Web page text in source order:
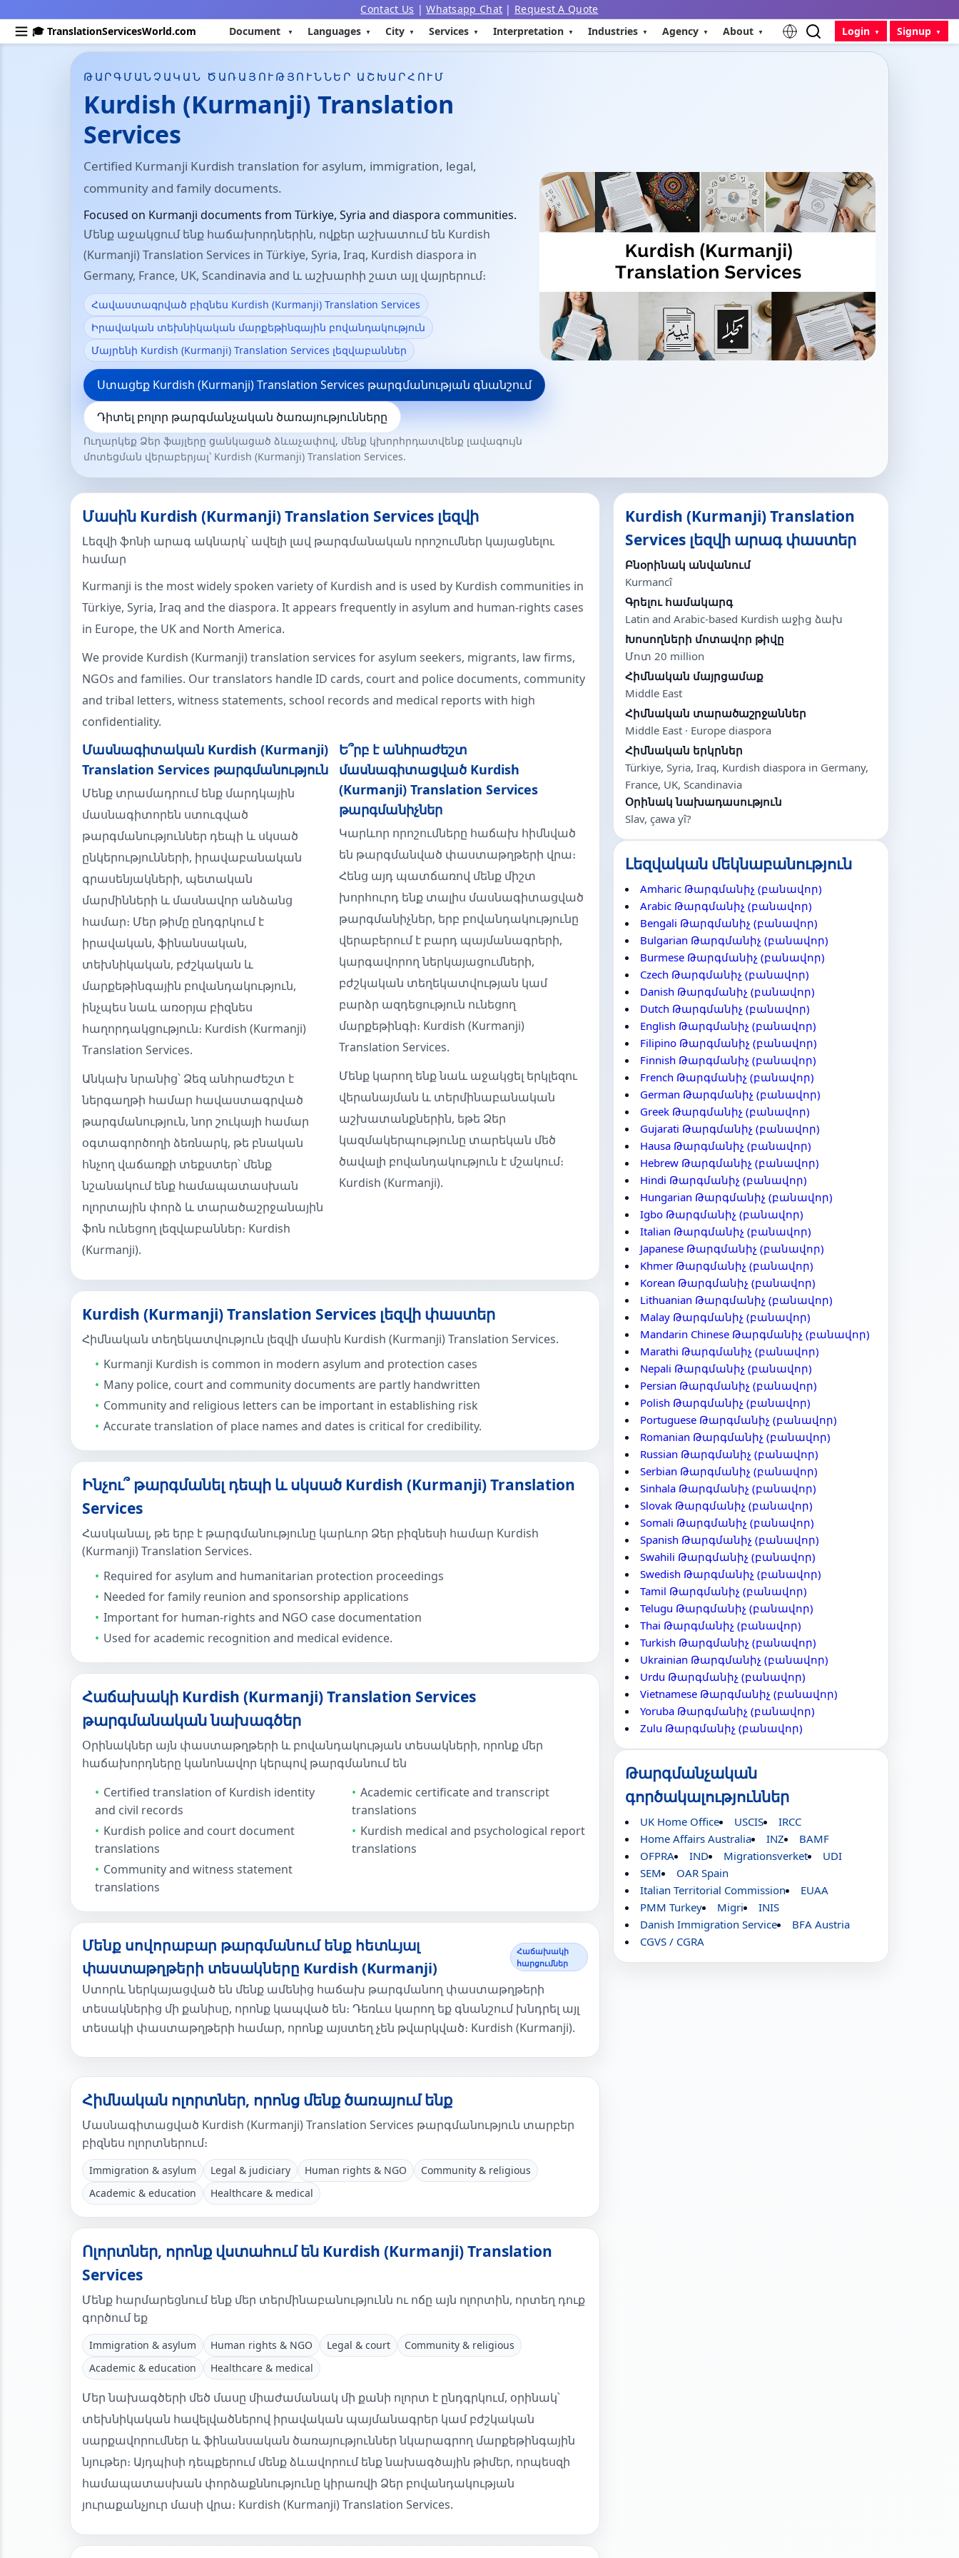
Contact Us |Whatsapp Chat | Request A Quote
🎓 TranslationServicesWorld.com
Document Languages City Services Interpretation Industries Agency About Login Signup
ԹԱՐԳՄԱՆՉԱԿԱՆ ԾԱՌԱՅՈՒԹՅՈՒՆՆԵՐ ԱՇԽԱՐՀՈՒՄ
Kurdish (Kurmanji) Translation
Services
Certified Kurmanji Kurdish translation for asylum, immigration, legal,
community and family documents.
Focused on Kurmanji documents from Türkiye, Syria and diaspora communities.
Մենք աջակցում ենք հաճախորդներին, ովքեր աշխատում են Kurdish
(Kurmanji) Translation Services in Türkiye, Syria, Iraq, Kurdish diaspora in
Germany, France, UK, Scandinavia and և աշխարհի շատ այլ վայրերում։
Հավաստագրված բիզնես Kurdish (Kurmanji) Translation Services
Իրավական տեխնիկական մարքեթինգային բովանդակություն
Մայրենի Kurdish (Kurmanji) Translation Services լեզվաբաններ
Ստացեք Kurdish (Kurmanji) Translation Services թարգմանության գնանշում
Դիտել բոլոր թարգմանչական ծառայությունները
Ուղարկեք Ձեր ֆայլերը ցանկացած ձևաչափով, մենք կխորհրդատվենք լավագույն
մոտեցման վերաբերյալ՝ Kurdish (Kurmanji) Translation Services.
Մասին Kurdish (Kurmanji) Translation Services լեզվի
Լեզվի ֆոնի արագ ակնարկ՝ ավելի լավ թարգմանական որոշումներ կայացնելու
համար
Kurmanji is the most widely spoken variety of Kurdish and is used by Kurdish communities in
Türkiye, Syria, Iraq and the diaspora. It appears frequently in asylum and human-rights cases
in Europe, the UK and North America.
We provide Kurdish (Kurmanji) translation services for asylum seekers, migrants, law firms,
NGOs and families. Our translators handle ID cards, court and police documents, community
and tribal letters, witness statements, school records and medical reports with high
confidentiality.
Մասնագիտական Kurdish (Kurmanji)
Translation Services թարգմանություն
Մենք տրամադրում ենք մարդկային
մասնագիտորեն ստուգված
թարգմանություններ դեպի և սկսած
ընկերությունների, իրավաբանական
գրասենյակների, պետական
մարմինների և մասնավոր անձանց
համար։ Մեր թիմը ընդգրկում է
իրավական, ֆինանսական,
տեխնիկական, բժշկական և
մարքեթինգային բովանդակություն,
ինչպես նաև առօրյա բիզնես
հաղորդակցություն։ Kurdish (Kurmanji)
Translation Services.
Անկախ նրանից՝ Ձեզ անհրաժեշտ է
ներգաղթի համար հավաստագրված
թարգմանություն, նոր շուկայի համար
օգտագործողի ձեռնարկ, թե բնական
հնչող վաճառքի տեքստեր՝ մենք
նշանակում ենք համապատասխան
ոլորտային փորձ և տարածաշրջանային
ֆոն ունեցող լեզվաբաններ։ Kurdish
(Kurmanji).
Ե՞րբ է անհրաժեշտ
մասնագիտացված Kurdish
(Kurmanji) Translation Services
թարգմանիչներ
Կարևոր որոշումները հաճախ հիմնված
են թարգմանված փաստաթղթերի վրա։
Հենց այդ պատճառով մենք միշտ
խորհուրդ ենք տալիս մասնագիտացված
թարգմանիչներ, երբ բովանդակությունը
վերաբերում է բարդ պայմանագրերի,
կարգավորող ներկայացումների,
բժշկական տեղեկատվության կամ
բարձր ազդեցություն ունեցող
մարքեթինգի։ Kurdish (Kurmanji)
Translation Services.
Մենք կարող ենք նաև աջակցել երկլեզու
վերանայման և տերմինաբանական
աշխատանքներին, եթե Ձեր
կազմակերպությունը տարեկան մեծ
ծավալի բովանդակություն է մշակում։
Kurdish (Kurmanji).
Kurdish (Kurmanji) Translation Services լեզվի փաստեր
Հիմնական տեղեկատվություն լեզվի մասին Kurdish (Kurmanji) Translation Services.
Kurmanji Kurdish is common in modern asylum and protection cases
Many police, court and community documents are partly handwritten
Community and religious letters can be important in establishing risk
Accurate translation of place names and dates is critical for credibility.
Ինչու՞ թարգմանել դեպի և սկսած Kurdish (Kurmanji) Translation
Services
Հասկանալ, թե երբ է թարգմանությունը կարևոր Ձեր բիզնեսի համար Kurdish
(Kurmanji) Translation Services.
Required for asylum and humanitarian protection proceedings
Needed for family reunion and sponsorship applications
Important for human-rights and NGO case documentation
Used for academic recognition and medical evidence.
Հաճախակի Kurdish (Kurmanji) Translation Services
թարգմանական նախագծեր
Օրինակներ այն փաստաթղթերի և բովանդակության տեսակների, որոնք մեր
հաճախորդները կանոնավոր կերպով թարգմանում են
Certified translation of Kurdish identity
and civil records
Kurdish police and court document
translations
Community and witness statement
translations
Academic certificate and transcript
translations
Kurdish medical and psychological report
translations
Մենք սովորաբար թարգմանում ենք հետևյալ
փաստաթղթերի տեսակները Kurdish (Kurmanji)
Հաճախակի
հարցումներ
Ստորև ներկայացված են մենք ամենից հաճախ թարգմանող փաստաթղթերի
տեսակներից մի քանիսը, որոնք կապված են։ Դեռևս կարող եք գնանշում խնդրել այլ
տեսակի փաստաթղթերի համար, որոնք այստեղ չեն թվարկված։ Kurdish (Kurmanji).
Հիմնական ոլորտներ, որոնց մենք ծառայում ենք
Մասնագիտացված Kurdish (Kurmanji) Translation Services թարգմանություն տարբեր
բիզնես ոլորտներում։
Immigration & asylum Legal & judiciary Human rights & NGO
Community & religious
Academic & education
Healthcare & medical
Ոլորտներ, որոնք վստահում են Kurdish (Kurmanji) Translation
Services
Մենք հարմարեցնում ենք մեր տերմինաբանությունն ու ոճը այն ոլորտին, որտեղ դուք
գործում եք
Immigration & asylum Human rights & NGO Legal & court
Community & religious
Academic & education
Healthcare & medical
Մեր նախագծերի մեծ մասը միաժամանակ մի քանի ոլորտ է ընդգրկում, օրինակ՝
տեխնիկական հավելվածներով իրավական պայմանագրեր կամ բժշկական
սարքավորումներ և ֆինանսական ծառայություններ նկարագրող մարքեթինգային
նյութեր։ Այդպիսի դեպքերում մենք ձևավորում ենք նախագծային թիմեր, որպեսզի
համապատասխան փորձաքննությունը կիրառվի Ձեր բովանդակության
յուրաքանչյուր մասի վրա։ Kurdish (Kurmanji) Translation Services.
Kurdish (Kurmanji) Translation
Services լեզվի արագ փաստեր
Բնօրինակ անվանում
Kurmancî
Գրելու համակարգ
Latin and Arabic-based Kurdish աջից ձախ
Խոսողների մոտավոր թիվը
Մոտ 20 million
Հիմնական մայրցամաք
Middle East
Հիմնական տարածաշրջաններ
Middle East · Europe diaspora
Հիմնական երկրներ
Türkiye, Syria, Iraq, Kurdish diaspora in Germany,
France, UK, Scandinavia
Օրինակ նախադասություն
Slav, çawa yî?
Լեզվական մեկնաբանություն
Amharic Թարգմանիչ (բանավոր)
Arabic Թարգմանիչ (բանավոր)
Bengali Թարգմանիչ (բանավոր)
Bulgarian Թարգմանիչ (բանավոր)
Burmese Թարգմանիչ (բանավոր)
Czech Թարգմանիչ (բանավոր)
Danish Թարգմանիչ (բանավոր)
Dutch Թարգմանիչ (բանավոր)
English Թարգմանիչ (բանավոր)
Filipino Թարգմանիչ (բանավոր)
Finnish Թարգմանիչ (բանավոր)
French Թարգմանիչ (բանավոր)
German Թարգմանիչ (բանավոր)
Greek Թարգմանիչ (բանավոր)
Gujarati Թարգմանիչ (բանավոր)
Hausa Թարգմանիչ (բանավոր)
Hebrew Թարգմանիչ (բանավոր)
Hindi Թարգմանիչ (բանավոր)
Hungarian Թարգմանիչ (բանավոր)
Igbo Թարգմանիչ (բանավոր)
Italian Թարգմանիչ (բանավոր)
Japanese Թարգմանիչ (բանավոր)
Khmer Թարգմանիչ (բանավոր)
Korean Թարգմանիչ (բանավոր)
Lithuanian Թարգմանիչ (բանավոր)
Malay Թարգմանիչ (բանավոր)
Mandarin Chinese Թարգմանիչ (բանավոր)
Marathi Թարգմանիչ (բանավոր)
Nepali Թարգմանիչ (բանավոր)
Persian Թարգմանիչ (բանավոր)
Polish Թարգմանիչ (բանավոր)
Portuguese Թարգմանիչ (բանավոր)
Romanian Թարգմանիչ (բանավոր)
Russian Թարգմանիչ (բանավոր)
Serbian Թարգմանիչ (բանավոր)
Sinhala Թարգմանիչ (բանավոր)
Slovak Թարգմանիչ (բանավոր)
Somali Թարգմանիչ (բանավոր)
Spanish Թարգմանիչ (բանավոր)
Swahili Թարգմանիչ (բանավոր)
Swedish Թարգմանիչ (բանավոր)
Tamil Թարգմանիչ (բանավոր)
Telugu Թարգմանիչ (բանավոր)
Thai Թարգմանիչ (բանավոր)
Turkish Թարգմանիչ (բանավոր)
Ukrainian Թարգմանիչ (բանավոր)
Urdu Թարգմանիչ (բանավոր)
Vietnamese Թարգմանիչ (բանավոր)
Yoruba Թարգմանիչ (բանավոր)
Zulu Թարգմանիչ (բանավոր)
Թարգմանչական
գործակալություններ
UK Home Office USCIS
IRCC
Home Affairs Australia
INZ
BAMF
OFPRA
IND Migrationsverket
UDI
SEM
OAR Spain
Italian Territorial Commission
EUAA
PMM Turkey
Migri
INIS
Danish Immigration Service
BFA Austria
CGVS / CGRA